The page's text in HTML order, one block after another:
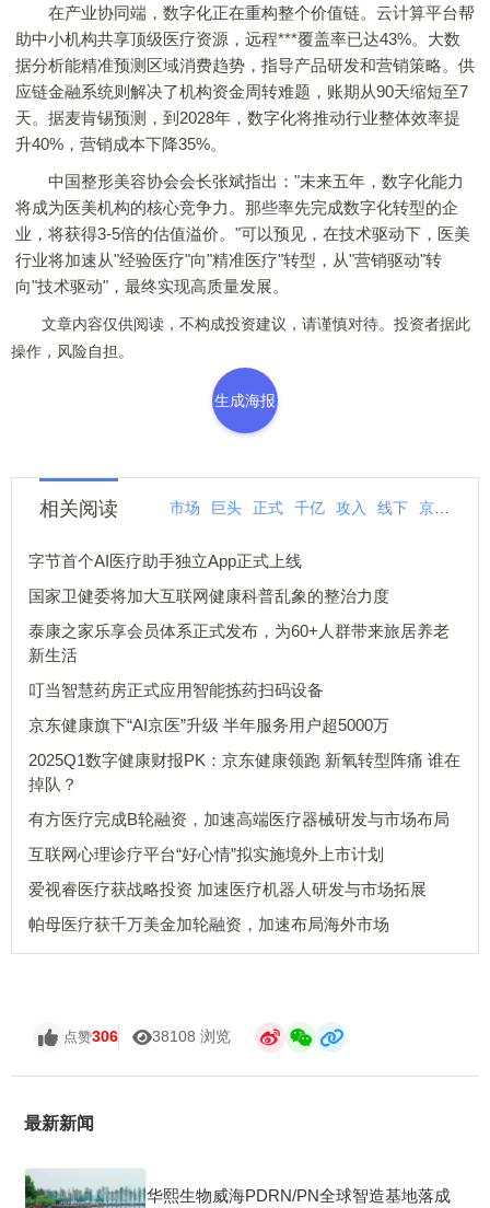
在产业协同端，数字化正在重构整个价值链。云计算平台帮
助中小机构共享顶级医疗资源，远程***覆盖率已达43%。大数
据分析能精准预测区域消费趋势，指导产品研发和营销策略。供
应链金融系统则解决了机构资金周转难题，账期从90天缩短至7
天。据麦肯锡预测，到2028年，数字化将推动行业整体效率提
升40%，营销成本下降35%。
中国整形美容协会会长张斌指出："未来五年，数字化能力
将成为医美机构的核心竞争力。那些率先完成数字化转型的企
业，将获得3-5倍的估值溢价。"可以预见，在技术驱动下，医美
行业将加速从"经验医疗"向"精准医疗"转型，从"营销驱动"转
向"技术驱动"，最终实现高质量发展。
文章内容仅供阅读，不构成投资建议，请谨慎对待。投资者据此
操作，风险自担。
生成海报
相关阅读 市场 巨头 正式 千亿 攻入 线下 京东
字节首个AI医疗助手独立App正式上线
国家卫健委将加大互联网健康科普乱象的整治力度
泰康之家乐享会员体系正式发布，为60+人群带来旅居养老
新生活
叮当智慧药房正式应用智能拣药扫码设备
京东健康旗下“AI京医”升级 半年服务用户超5000万
2025Q1数字健康财报PK：京东健康领跑 新氧转型阵痛 谁在
掉队？
有方医疗完成B轮融资，加速高端医疗器械研发与市场布局
互联网心理诊疗平台“好心情”拟实施境外上市计划
爱视睿医疗获战略投资 加速医疗机器人研发与市场拓展
帕母医疗获千万美金加轮融资，加速布局海外市场
点赞306 38108 浏览
最新新闻
华熙生物威海PDRN/PN全球智造基地落成